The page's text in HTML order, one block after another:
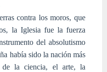
contra los moros, que
la Iglesia fue la fuerza
del absolutismo
había sido la nación más
de la ciencia, el arte, la